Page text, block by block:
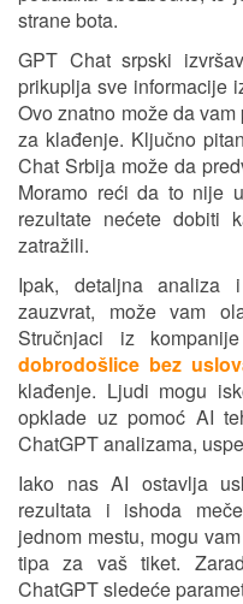
strane bota.
GPT Chat srpski
prikuplja sve informacije
Ovo znatno može da
za klađenje. Ključno
Chat Srbija može da
Moramo reći da to nije
rezultate nećete dobiti
zatražili.
Ipak, detaljna analiza
zauzvrat, može vam
Stručnjaci iz
dobrodošlice bez
klađenje. Ljudi mogu
opklade uz pomoć AI
ChatGPT analizama,
Iako nas AI ostavlja
rezultata i ishoda
jednom mestu, mogu
tipa za vaš tiket.
ChatGPT sledeće